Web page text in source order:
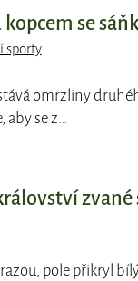
se
sporty
omrzliny
aby se z…
pole přikryl